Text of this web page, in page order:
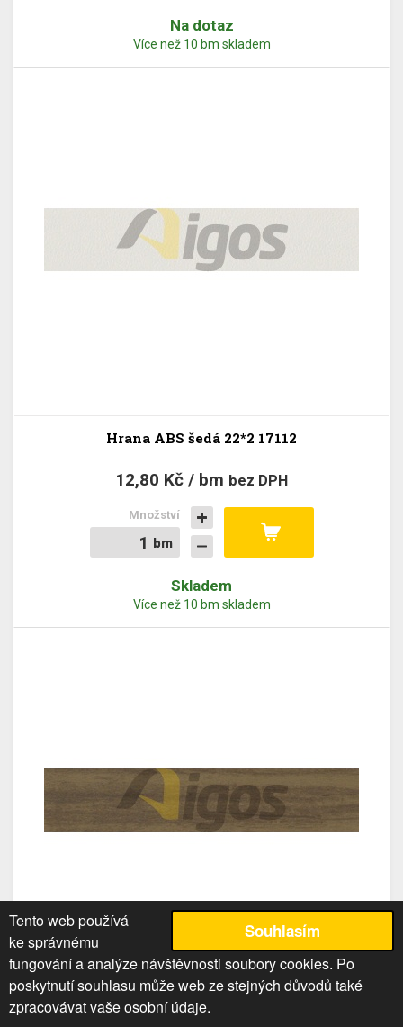
Souhlasím
Tento web používá
ke správnému
fungování a analýze návštěvnosti soubory cookies. Po
poskytnutí souhlasu může web ze stejných důvodů také
zpracovávat vaše osobní údaje.
Na dotaz
Více než 10 bm skladem
Hrana ABS šedá 22*2 17112
12,80 Kč / bm bez DPH
bm
bm
Množství
Skladem
Více než 10 bm skladem
Hrana ABS švestka 22*2 228955